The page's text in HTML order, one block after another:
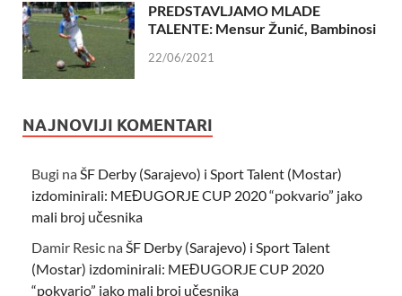
PREDSTAVLJAMO MLADE
TALENTE: Mensur Žunić, Bambinosi
22/06/2021
NAJNOVIJI KOMENTARI
Bugi naŠF Derby (Sarajevo) i Sport Talent (Mostar)
izdominirali: MEĐUGORJE CUP 2020 “pokvario” jako
mali broj učesnika
Damir Resic naŠF Derby (Sarajevo) i Sport Talent
(Mostar) izdominirali: MEĐUGORJE CUP 2020
“pokvario” jako mali broj učesnika